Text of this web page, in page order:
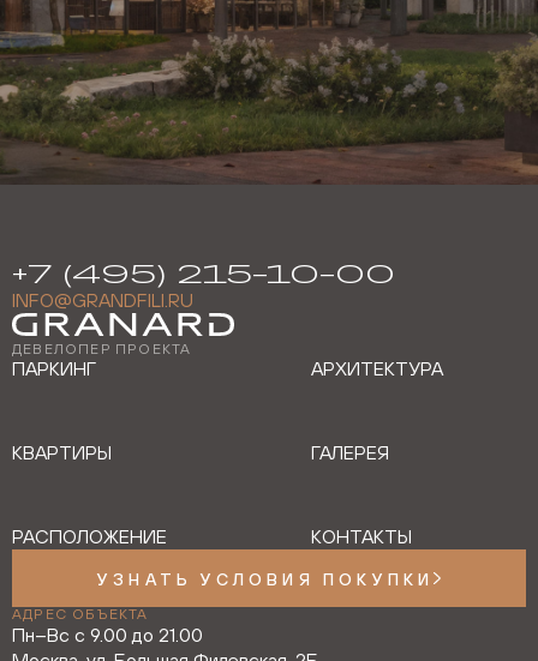
+7 (495) 215-10-00
INFO@GRANDFILI.RU
ДЕВЕЛОПЕР ПРОЕКТА
ПАРКИНГ АРХИТЕКТУРА
КВАРТИРЫ ГАЛЕРЕЯ
РАСПОЛОЖЕНИЕ КОНТАКТЫ
УЗНАТЬ УСЛОВИЯ ПОКУПКИ
АДРЕС ОБЪЕКТА
Пн–Вс с 9.00 до 21.00